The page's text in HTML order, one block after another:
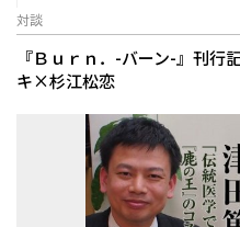
対談
『Ｂｕｒｎ．-バーン-』刊行
キ×杉江松恋